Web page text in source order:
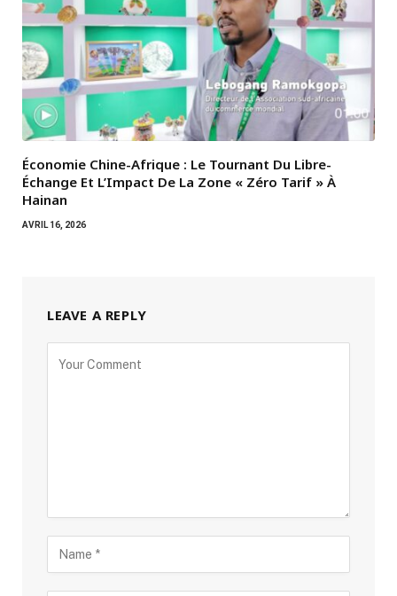
Économie Chine-Afrique : Le Tournant Du Libre-
Échange Et L’Impact De La Zone « Zéro Tarif » À
Hainan
AVRIL 16, 2026
LEAVE A REPLY